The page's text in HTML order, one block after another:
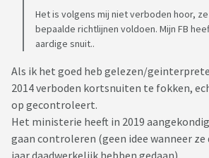
Het is volgens mij niet verboden hoor,
bepaalde richtlijnen voldoen. Mijn FB
aardige snuit..
Als ik het goed heb gelezen/
2014 verboden kortsnuiten te fokken,
op gecontroleert.
Het ministerie heeft in 2019
gaan controleren (geen idee wanneer ze
jaar daadwerkelijk hebben gedaan).